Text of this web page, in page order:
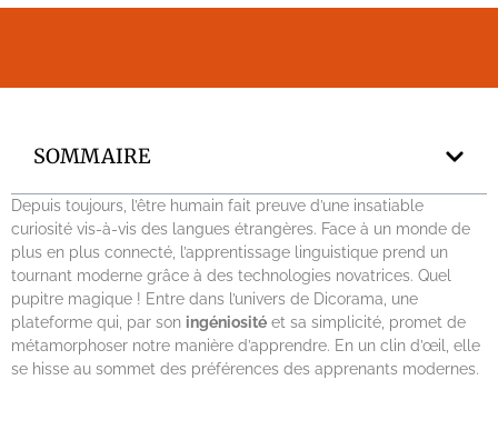
SOMMAIRE
Depuis toujours, l’être humain fait preuve d’une insatiable
curiosité vis-à-vis des langues étrangères. Face à un monde de
plus en plus connecté, l’apprentissage linguistique prend un
tournant moderne grâce à des technologies novatrices. Quel
pupitre magique ! Entre dans l’univers de Dicorama, une
plateforme qui, par son ingéniosité et sa simplicité, promet de
métamorphoser notre manière d’apprendre. En un clin d’œil, elle
se hisse au sommet des préférences des apprenants modernes.